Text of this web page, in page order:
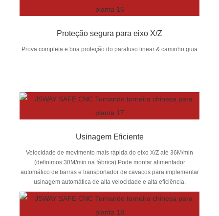
Proteção segura para eixo X/Z
Prova completa e boa proteção do parafuso linear & caminho guia
Usinagem Eficiente
Velocidade de movimento mais rápida do eixo X/Z até 36M/min
(definimos 30M/min na fábrica) Pode montar alimentador
automático de barras e transportador de cavacos para implementar
usinagem automática de alta velocidade e alta eficiência.